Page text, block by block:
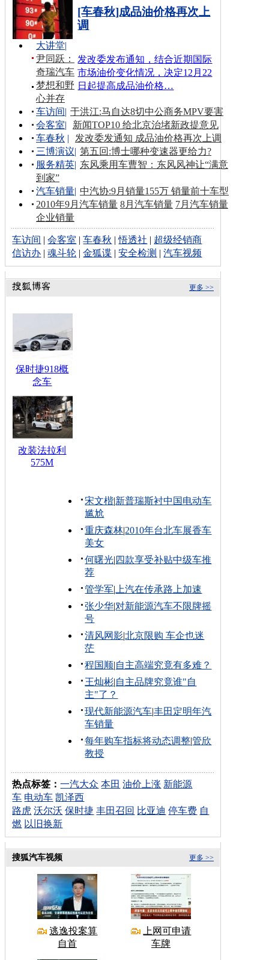
[车春秋]成品油价格再次上
调
发改委发布通知，结合近期国际
市场油价变化情况，决定12月22
日起提高成品油价格…
大讲堂|
尹同跃：
奇瑞汽车
梦想和野
心并存
车访间| 于洪江:马自达8切中公商务MPV要害
会客室|
新闻TOP10 给北京治堵新政提意见
车春秋 |
发改委发通知 成品油价格再次上调
三博演议| 第五回:博士哪种变速器更给力?
服务精英| 东风乘用车曹智：东风风神让“满意
到家”
汽车销量| 中汽协:9月销量155万 销量前十车型
2010年9月汽车销量 8月汽车销量 7月汽车销量
企业销量
车访间 |会客室 |车春秋 |悟透社 | 超级经销商
信访办 |魂斗轮 |金狐谍 |安全检测 |汽车视频
更多 >>
保时捷918概
念车
改装法拉利
575M
宋文楷|新普瑞斯衬中国电动车
尴尬
重庆森林|2010年台北车展香车
美女
何曙光| 四款享受补贴中级车推
荐
管学军| 上汽在传承路上加速
张少华|对新能源汽车不限牌摇
号
清风网影|北京限购 车企也迷
茫
程国顺|自主高端究竟有多难？
王灿彬|自主品牌究竟谁"自
主"了？
现代新能源汽车|丰田定明年汽
车销量
每年购车指标将动态调整|管欣
教授
热点标签：一汽大众 本田 油价上涨 新能源
车 电动车 凯泽西
路虎 沃尔沃 保时捷 丰田召回 比亚迪 停车费 自
燃 以旧换新
更多 >>
搜狐汽车视频
逃逸投案算
自首
上网可申请
车牌